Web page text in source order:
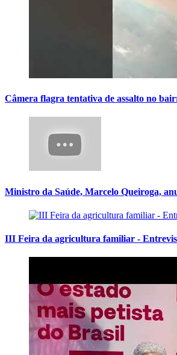
Câmera flagra tentativa de assalto no
Ministro da Saúde, Marcelo Queiroga,
III Feira da agricultura familiar -